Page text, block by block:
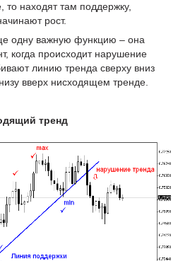
то находят там поддержку,
рост.
одну важную функцию – она
когда происходит нарушение
линию тренда сверху вниз
вверх нисходящем тренде.
тренд